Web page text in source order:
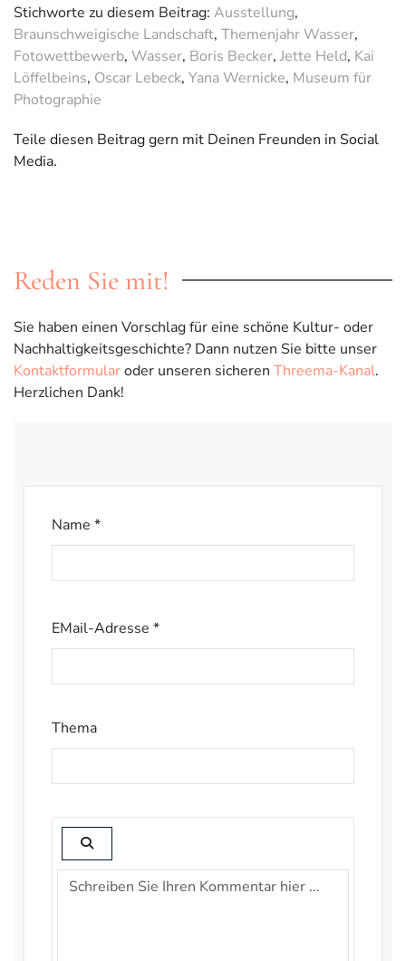
Stichworte zu diesem Beitrag: Ausstellung,
Braunschweigische Landschaft, Themenjahr Wasser,
Fotowettbewerb, Wasser, Boris Becker, Jette Held, Kai
Löffelbeins, Oscar Lebeck, Yana Wernicke, Museum für
Photographie
Teile diesen Beitrag gern mit Deinen Freunden in Social
Media.
Reden Sie mit!
Sie haben einen Vorschlag für eine schöne Kultur- oder
Nachhaltigkeitsgeschichte? Dann nutzen Sie bitte unser
Kontaktformularoder unseren sicheren Threema-Kanal.
Herzlichen Dank!
Name *
EMail-Adresse *
Thema